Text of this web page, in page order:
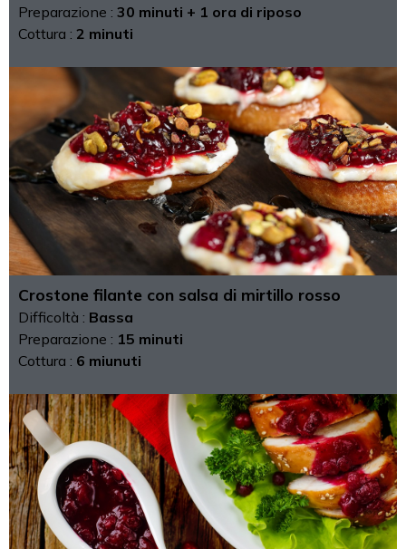
Preparazione : 30 minuti + 1 ora di riposo
Cottura : 2 minuti
Crostone filante con salsa di mirtillo rosso
Difficoltà : Bassa
Preparazione : 15 minuti
Cottura : 6 miunuti